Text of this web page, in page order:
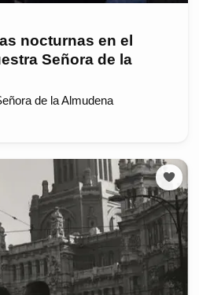
nocturnas en el
Señora de la
de la Almudena